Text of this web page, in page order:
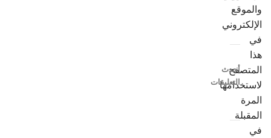
والموقع
الإلكتروني
في
هذا
المتصفح
لاستخدامها
المرة
المقبلة
في
أحدث
التعليقات